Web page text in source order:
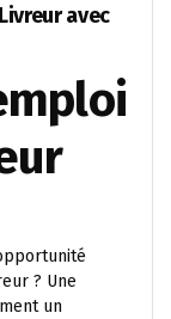
avec
? Une
un